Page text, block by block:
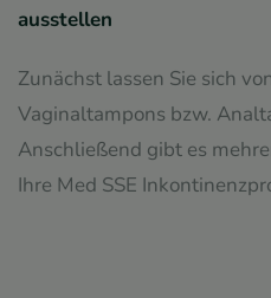
ausstellen
Zunächst lassen Sie sich
Vaginaltampons bzw.
Anschließend gibt es
Ihre Med SSE